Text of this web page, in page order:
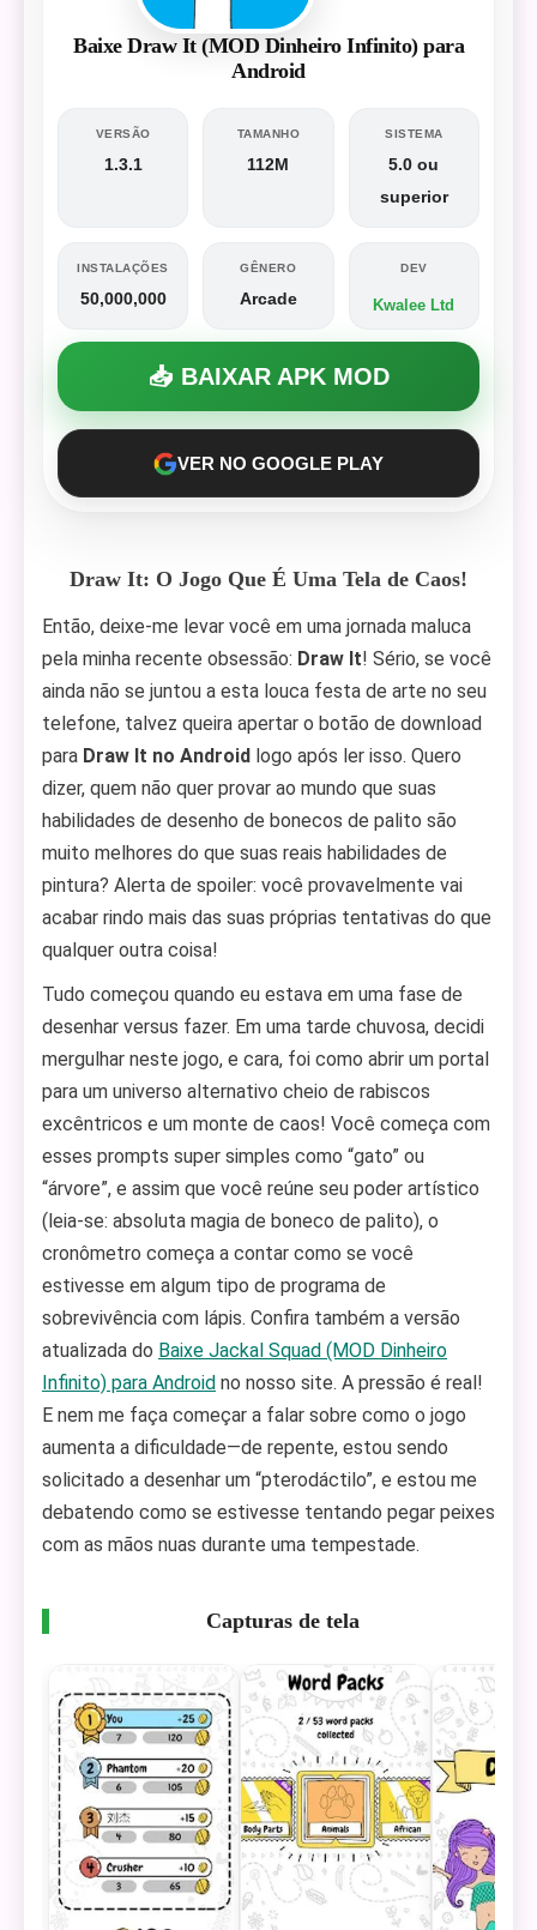
Baixe Draw It (MOD Dinheiro Infinito) para
Android
VERSÃO
1.3.1
TAMANHO
112M
SISTEMA
5.0 ou
superior
INSTALAÇÕES
50,000,000
GÊNERO
Arcade
DEV
Kwalee Ltd
📥 BAIXAR APK MOD
VER NO GOOGLE PLAY
Draw It: O Jogo Que É Uma Tela de Caos!
Então, deixe-me levar você em uma jornada maluca
pela minha recente obsessão: Draw It! Sério, se você
ainda não se juntou a esta louca festa de arte no seu
telefone, talvez queira apertar o botão de download
para Draw It no Android logo após ler isso. Quero
dizer, quem não quer provar ao mundo que suas
habilidades de desenho de bonecos de palito são
muito melhores do que suas reais habilidades de
pintura? Alerta de spoiler: você provavelmente vai
acabar rindo mais das suas próprias tentativas do que
qualquer outra coisa!
Tudo começou quando eu estava em uma fase de
desenhar versus fazer. Em uma tarde chuvosa, decidi
mergulhar neste jogo, e cara, foi como abrir um portal
para um universo alternativo cheio de rabiscos
excêntricos e um monte de caos! Você começa com
esses prompts super simples como “gato” ou
“árvore”, e assim que você reúne seu poder artístico
(leia-se: absoluta magia de boneco de palito), o
cronômetro começa a contar como se você
estivesse em algum tipo de programa de
sobrevivência com lápis. Confira também a versão
atualizada do Baixe Jackal Squad (MOD Dinheiro
Infinito) para Android no nosso site. A pressão é real!
E nem me faça começar a falar sobre como o jogo
aumenta a dificuldade—de repente, estou sendo
solicitado a desenhar um “pterodáctilo”, e estou me
debatendo como se estivesse tentando pegar peixes
com as mãos nuas durante uma tempestade.
Capturas de tela